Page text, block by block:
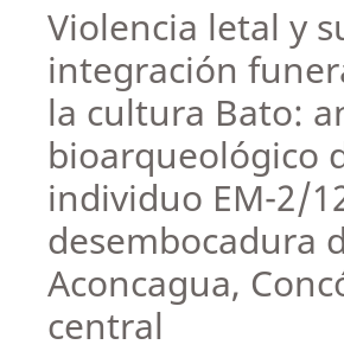
Violencia letal y
integración
la cultura Bato:
bioarqueológico
individuo EM-2/
desembocadura
Aconcagua,
central